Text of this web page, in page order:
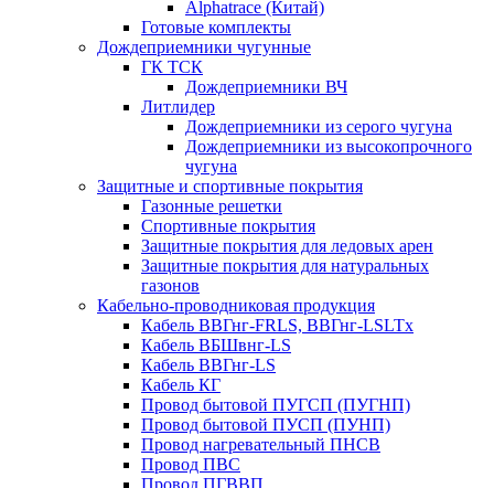
Alphatrace (Китай)
Готовые комплекты
Дождеприемники чугунные
ГК ТСК
Дождеприемники ВЧ
Литлидер
Дождеприемники из серого чугуна
Дождеприемники из высокопрочного
чугуна
Защитные и спортивные покрытия
Газонные решетки
Спортивные покрытия
Защитные покрытия для ледовых арен
Защитные покрытия для натуральных
газонов
Кабельно-проводниковая продукция
Кабель ВВГнг-FRLS, ВВГнг-LSLTx
Кабель ВБШвнг-LS
Кабель ВВГнг-LS
Кабель КГ
Провод бытовой ПУГСП (ПУГНП)
Провод бытовой ПУСП (ПУНП)
Провод нагревательный ПНСВ
Провод ПВС
Провод ПГВВП